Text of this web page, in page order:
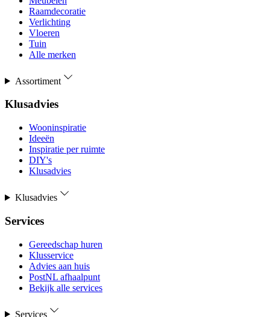
Raamdecoratie
Verlichting
Vloeren
Tuin
Alle merken
Assortiment
Klusadvies
Wooninspiratie
Ideeën
Inspiratie per ruimte
DIY's
Klusadvies
Klusadvies
Services
Gereedschap huren
Klusservice
Advies aan huis
PostNL afhaalpunt
Bekijk alle services
Services